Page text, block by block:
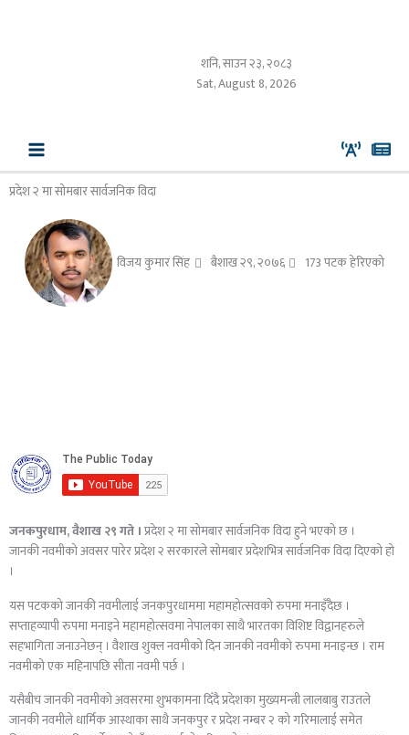
शनि, साउन २३, २०८३
Sat, August 8, 2026
प्रदेश २ मा सोमबार सार्वजनिक विदा
विजय कुमार सिंह बैशाख २९, २०७६ 173 पटक हेरिएको
जनकपुरधाम, वैशाख २९ गते ।प्रदेश २ मा सोमबार सार्वजनिक विदा हुने भएको छ ।
जानकी नवमीको अवसर पारेर प्रदेश २ सरकारले सोमबार प्रदेशभित्र सार्वजनिक विदा दिएको हो
।
यस पटकको जानकी नवमीलाई जनकपुरधाममा महामहोत्सवको रुपमा मनाइँदैछ ।
सप्ताहव्यापी रुपमा मनाइने महामहोत्सवमा नेपालका साथै भारतका विशिष्ट विद्वानहरुले
सहभागिता जनाउनेछन् । वैशाख शुक्ल नवमीको दिन जानकी नवमीको रुपमा मनाइन्छ । राम
नवमीको एक महिनापछि सीता नवमी पर्छ ।
यसैबीच जानकी नवमीको अवसरमा शुभकामना दिँदै प्रदेशका मुख्यमन्त्री लालबाबु राउतले
जानकी नवमीले धार्मिक आस्थाका साथै जनकपुर र प्रदेश नम्बर २ को गरिमालाई समेत